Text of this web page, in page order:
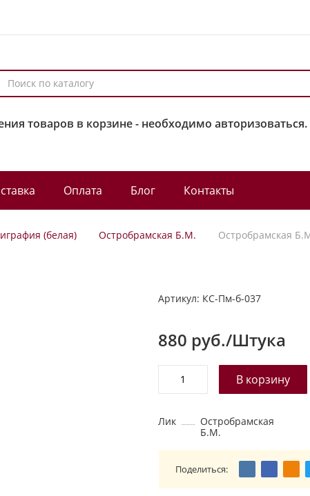
товаров в корзине - необходимо
Оплата Блог Контакты
(белая) Остробрамская Б.М. Остробрамская
Артикул: КС-Пм-б-037
880 руб./Штука
Лик
Остробрамская
Б.М.
Поделиться: